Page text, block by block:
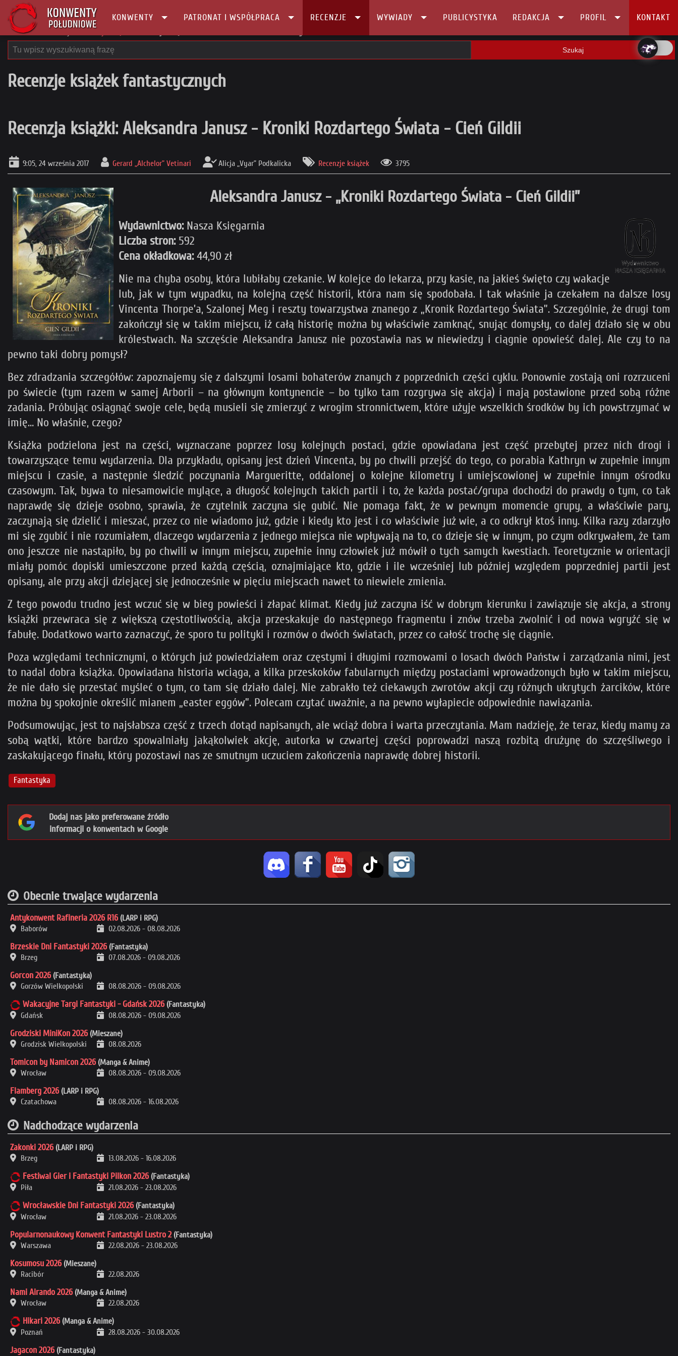
KONWENTY PATRONAT I WSPÓŁPRACA RECENZJE WYWIADY PUBLICYSTYKA REDAKCJA PROFIL KONTAKT
Główna
Szukaj
Recenzje książek fantastycznych
Recenzja książki: Aleksandra Janusz - Kroniki Rozdartego Świata - Cień Gildii
9:05, 24 września 2017 Gerard „Alchelor” Vetinari Alicja „Vyar” Podkalicka Recenzje książek 3795
Aleksandra Janusz - „Kroniki Rozdartego Świata - Cień Gildii”
Wydawnictwo: Nasza Księgarnia
Liczba stron: 592
Cena okładkowa: 44,90 zł
Nie ma chyba osoby, która lubiłaby czekanie. W kolejce do lekarza, przy kasie, na jakieś święto czy wakacje
lub, jak w tym wypadku, na kolejną część historii, która nam się spodobała. I tak właśnie ja czekałem na dalsze losy
Vincenta Thorpe’a, Szalonej Meg i reszty towarzystwa znanego z „Kronik Rozdartego Świata”. Szczególnie, że drugi tom
zakończył się w takim miejscu, iż całą historię można by właściwie zamknąć, snując domysły, co dalej działo się w obu
królestwach. Na szczęście Aleksandra Janusz nie pozostawia nas w niewiedzy i ciągnie opowieść dalej. Ale czy to na
pewno taki dobry pomysł?
Bez zdradzania szczegółów: zapoznajemy się z dalszymi losami bohaterów znanych z poprzednich części cyklu. Ponownie zostają oni rozrzuceni
po świecie (tym razem w samej Arborii – na głównym kontynencie – bo tylko tam rozgrywa się akcja) i mają postawione przed sobą różne
zadania. Próbując osiągnąć swoje cele, będą musieli się zmierzyć z wrogim stronnictwem, które użyje wszelkich środków by ich powstrzymać w
imię… No właśnie, czego?
Książka podzielona jest na części, wyznaczane poprzez losy kolejnych postaci, gdzie opowiadana jest część przebytej przez nich drogi i
towarzyszące temu wydarzenia. Dla przykładu, opisany jest dzień Vincenta, by po chwili przejść do tego, co porabia Kathryn w zupełnie innym
miejscu i czasie, a następnie śledzić poczynania Margueritte, oddalonej o kolejne kilometry i umiejscowionej w zupełnie innym ośrodku
czasowym. Tak, bywa to niesamowicie mylące, a długość kolejnych takich partii i to, że każda postać/grupa dochodzi do prawdy o tym, co tak
naprawdę się dzieje osobno, sprawia, że czytelnik zaczyna się gubić. Nie pomaga fakt, że w pewnym momencie grupy, a właściwie pary,
zaczynają się dzielić i mieszać, przez co nie wiadomo już, gdzie i kiedy kto jest i co właściwie już wie, a co odkrył ktoś inny. Kilka razy zdarzyło
mi się zgubić i nie rozumiałem, dlaczego wydarzenia z jednego miejsca nie wpływają na to, co dzieje się w innym, po czym odkrywałem, że tam
ono jeszcze nie nastąpiło, by po chwili w innym miejscu, zupełnie inny człowiek już mówił o tych samych kwestiach. Teoretycznie w orientacji
miały pomóc dopiski umieszczone przed każdą częścią, oznajmiające kto, gdzie i ile wcześniej lub później względem poprzedniej partii jest
opisany, ale przy akcji dziejącej się jednocześnie w pięciu miejscach nawet to niewiele zmienia.
Z tego powodu trudno jest wczuć się w bieg powieści i złapać klimat. Kiedy już zaczyna iść w dobrym kierunku i zawiązuje się akcja, a strony
książki przewraca się z większą częstotliwością, akcja przeskakuje do następnego fragmentu i znów trzeba zwolnić i od nowa wgryźć się w
fabułę. Dodatkowo warto zaznaczyć, że sporo tu polityki i rozmów o dwóch światach, przez co całość trochę się ciągnie.
Poza względami technicznymi, o których już powiedziałem oraz częstymi i długimi rozmowami o losach dwóch Państw i zarządzania nimi, jest
to nadal dobra książka. Opowiadana historia wciąga, a kilka przeskoków fabularnych między postaciami wprowadzonych było w takim miejscu,
że nie dało się przestać myśleć o tym, co tam się działo dalej. Nie zabrakło też ciekawych zwrotów akcji czy różnych ukrytych żarcików, które
można by spokojnie określić mianem „easter eggów”. Polecam czytać uważnie, a na pewno wyłapiecie odpowiednie nawiązania.
Podsumowując, jest to najsłabsza część z trzech dotąd napisanych, ale wciąż dobra i warta przeczytania. Mam nadzieję, że teraz, kiedy mamy za
sobą wątki, które bardzo spowalniały jakąkolwiek akcję, autorka w czwartej części poprowadzi naszą rozbitą drużynę do szczęśliwego i
zaskakującego finału, który pozostawi nas ze smutnym uczuciem zakończenia naprawdę dobrej historii.
Fantastyka
Dodaj nas jako preferowane źródło
informacji o konwentach w Google
Obecnie trwające wydarzenia
Antykonwent Rafineria 2026 R16 (LARP i RPG)
Baborów
02.08.2026 - 08.08.2026
Brzeskie Dni Fantastyki 2026 (Fantastyka)
Brzeg
07.08.2026 - 09.08.2026
Gorcon 2026 (Fantastyka)
Gorzów Wielkopolski
08.08.2026 - 09.08.2026
Wakacyjne Targi Fantastyki - Gdańsk 2026 (Fantastyka)
Gdańsk
08.08.2026 - 09.08.2026
Grodziski MiniKon 2026 (Mieszane)
Grodzisk Wielkopolski
08.08.2026
Tomicon by Namicon 2026 (Manga & Anime)
Wrocław
08.08.2026 - 09.08.2026
Flamberg 2026 (LARP i RPG)
Czatachowa
08.08.2026 - 16.08.2026
Nadchodzące wydarzenia
Zakonki 2026 (LARP i RPG)
Brzeg
13.08.2026 - 16.08.2026
Festiwal Gier i Fantastyki Pilkon 2026 (Fantastyka)
Piła
21.08.2026 - 23.08.2026
Wrocławskie Dni Fantastyki 2026 (Fantastyka)
Wrocław
21.08.2026 - 23.08.2026
Popularnonaukowy Konwent Fantastyki Lustro 2 (Fantastyka)
Warszawa
22.08.2026 - 23.08.2026
Kosumosu 2026 (Mieszane)
Racibór
22.08.2026
Nami Airando 2026 (Manga & Anime)
Wrocław
22.08.2026
Hikari 2026 (Manga & Anime)
Poznań
28.08.2026 - 30.08.2026
Jagacon 2026 (Fantastyka)